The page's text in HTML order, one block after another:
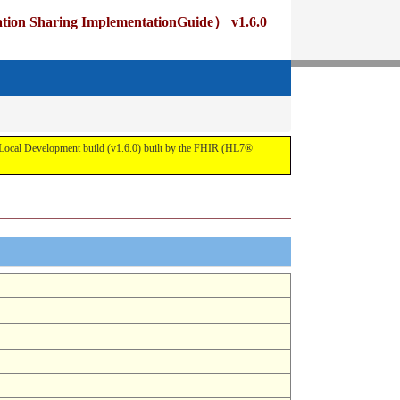
Sharing ImplementationGuide） v1.6.0
Development build (v1.6.0) built by the FHIR (HL7®